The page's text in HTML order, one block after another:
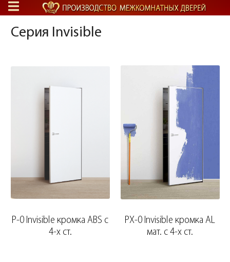
Серия Invisible
P-0 Invisible кромка ABS c
4-х ст.
PX-0 Invisible кромка AL
мат. с 4-х ст.